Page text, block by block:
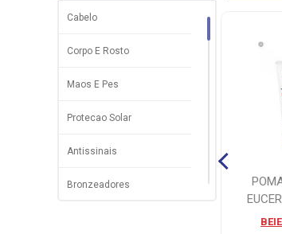
Cabelo
Corpo E Rosto
Maos E Pes
Protecao Solar
Antissinais
Bronzeadores
MANDELICO ALFA-ARBUTIN